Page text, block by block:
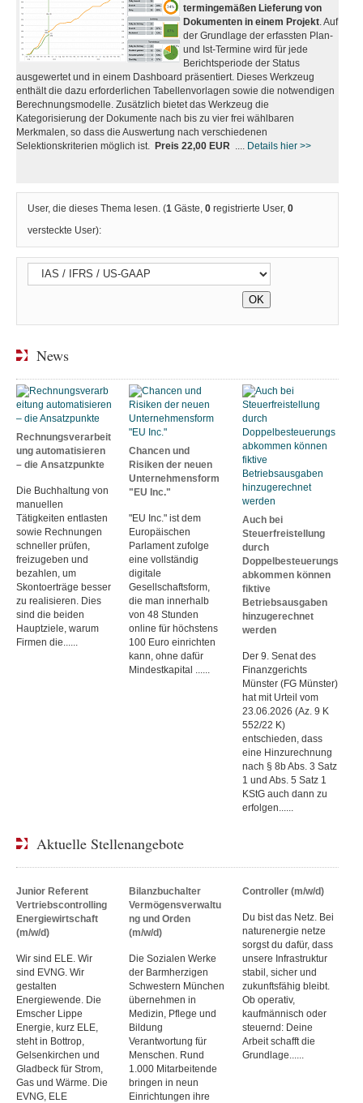
termingemäßen Lieferung von
Dokumenten in einem Projekt . Auf
der Grundlage der erfassten Plan-
und Ist-Termine wird für jede
Berichtsperiode der Status
ausgewertet und in einem Dashboard präsentiert. Dieses Werkzeug
enthält die dazu erforderlichen Tabellenvorlagen sowie die notwendigen
Berechnungsmodelle. Zusätzlich bietet das Werkzeug die
Kategorisierung der Dokumente nach bis zu vier frei wählbaren
Merkmalen, so dass die Auswertung nach verschiedenen
Selektionskriterien möglich ist. Preis 22,00 EUR Details hier >>
User, die dieses Thema lesen. (1 Gäste,0 registrierte User,0
versteckte User):
News
Rechnungsverarbeit
ung automatisieren
– die Ansatzpunkte
Die Buchhaltung von
manuellen
Tätigkeiten entlasten
sowie Rechnungen
schneller prüfen,
freizugeben und
bezahlen, um
Skontoerträge besser
zu realisieren. Dies
sind die beiden
Hauptziele, warum
Firmen die......
Chancen und
Risiken der neuen
Unternehmensform
"EU Inc."
"EU Inc." ist dem
Europäischen
Parlament zufolge
eine vollständig
digitale
Gesellschaftsform,
die man innerhalb
von 48 Stunden
online für höchstens
100 Euro einrichten
kann, ohne dafür
Mindestkapital ......
Auch bei
Steuerfreistellung
durch
Doppelbesteuerungs
abkommen können
fiktive
Betriebsausgaben
hinzugerechnet
werden
Der 9. Senat des
Finanzgerichts
Münster (FG Münster)
hat mit Urteil vom
23.06.2026 (Az. 9 K
552/22 K)
entschieden, dass
eine Hinzurechnung
nach § 8b Abs. 3 Satz
1 und Abs. 5 Satz 1
KStG auch dann zu
erfolgen......
Aktuelle Stellenangebote
Junior Referent
Vertriebscontrolling
Energiewirtschaft
(m/w/d)
Wir sind ELE. Wir
sind EVNG. Wir
gestalten
Energiewende. Die
Emscher Lippe
Energie, kurz ELE,
steht in Bottrop,
Gelsenkirchen und
Gladbeck für Strom,
Gas und Wärme. Die
EVNG, ELE
Bilanzbuchalter
Vermögensverwaltu
ng und Orden
(m/w/d)
Die Sozialen Werke
der Barmherzigen
Schwestern München
übernehmen in
Medizin, Pflege und
Bildung
Verantwortung für
Menschen. Rund
1.000 Mitarbeitende
bringen in neun
Einrichtungen ihre
Controller (m/w/d)
Du bist das Netz. Bei
naturenergie netze
sorgst du dafür, dass
unsere Infrastruktur
stabil, sicher und
zukunftsfähig bleibt.
Ob operativ,
kaufmännisch oder
steuernd: Deine
Arbeit schafft die
Grundlage......